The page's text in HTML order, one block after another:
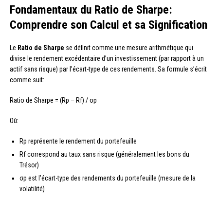
Fondamentaux du Ratio de Sharpe:
Comprendre son Calcul et sa Signification
Le Ratio de Sharpe se définit comme une mesure arithmétique qui
divise le rendement excédentaire d’un investissement (par rapport à un
actif sans risque) par l’écart-type de ces rendements. Sa formule s’écrit
comme suit:
Ratio de Sharpe = (Rp – Rf) / σp
Où:
Rp représente le rendement du portefeuille
Rf correspond au taux sans risque (généralement les bons du
Trésor)
σp est l’écart-type des rendements du portefeuille (mesure de la
volatilité)